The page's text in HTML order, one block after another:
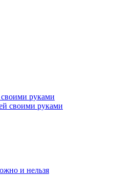
руками
и нельзя